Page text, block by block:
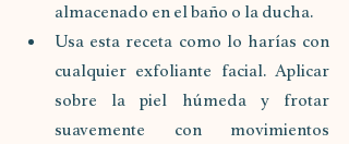
almacenado en el baño o la ducha.
Usa esta receta como lo harías con
cualquier exfoliante facial. Aplicar
sobre la piel húmeda y frotar
suavemente con movimientos